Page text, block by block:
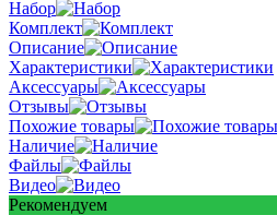
Набор
Комплект
Описание
Характеристики
Аксессуары
Отзывы
Похожие товары
Наличие
Файлы
Видео
Рекомендуем